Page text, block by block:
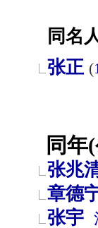
同名人
张正 (
同年(公
张兆
章德
张宇